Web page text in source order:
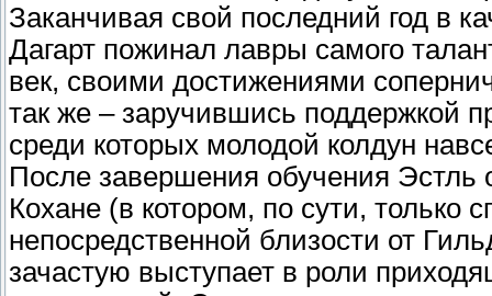
Заканчивая свой последний год в
Дагарт пожинал лавры самого
век, своими достижениями
так же – заручившись поддержкой
среди которых молодой колдун
После завершения обучения
Кохане (в котором, по сути, только
непосредственной близости от
зачастую выступает в роли